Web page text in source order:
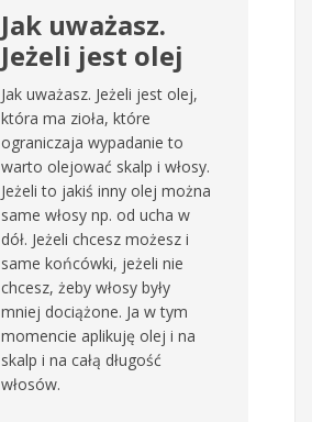
Jak uważasz.
Jeżeli jest olej
Jak uważasz. Jeżeli jest olej,
która ma zioła, które
ograniczaja wypadanie to
warto olejować skalp i włosy.
Jeżeli to jakiś inny olej można
same włosy np. od ucha w
dół. Jeżeli chcesz możesz i
same końcówki, jeżeli nie
chcesz, żeby włosy były
mniej dociążone. Ja w tym
momencie aplikuję olej i na
skalp i na całą długość
włosów.